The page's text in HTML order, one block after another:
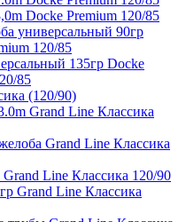
Docke Premium 120/85
универсальный 90гр
120/85
135гр Docke
85
(120/90)
Grand Line Классика
Grand Line Классика
Line Классика 120/90
Grand Line Классика